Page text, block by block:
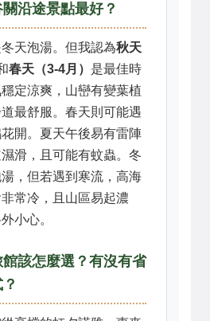
沿途景點最好？
天泡湯。但我認為秋天
春天（3-4月） 是最佳時
定涼爽，山巒有變葉植
最舒服。春天則可能遇
開。夏天午後易有雷陣
滑，且可能有蚊蟲。冬
，但若遇到寒流，高海
常冷，且山區易起濃
小心。
該怎麼選？有沒有省